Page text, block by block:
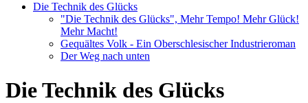
Die Technik des Glücks
"Die Technik des Glücks", Mehr Tempo! Mehr Glück!
Mehr Macht!
Gequältes Volk - Ein Oberschlesischer Industrieroman
Der Weg nach unten
Die Technik des Glücks